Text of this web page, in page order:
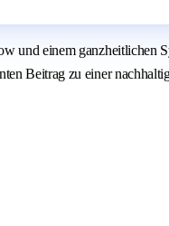
und einem ganzheitlichen
Beitrag zu einer